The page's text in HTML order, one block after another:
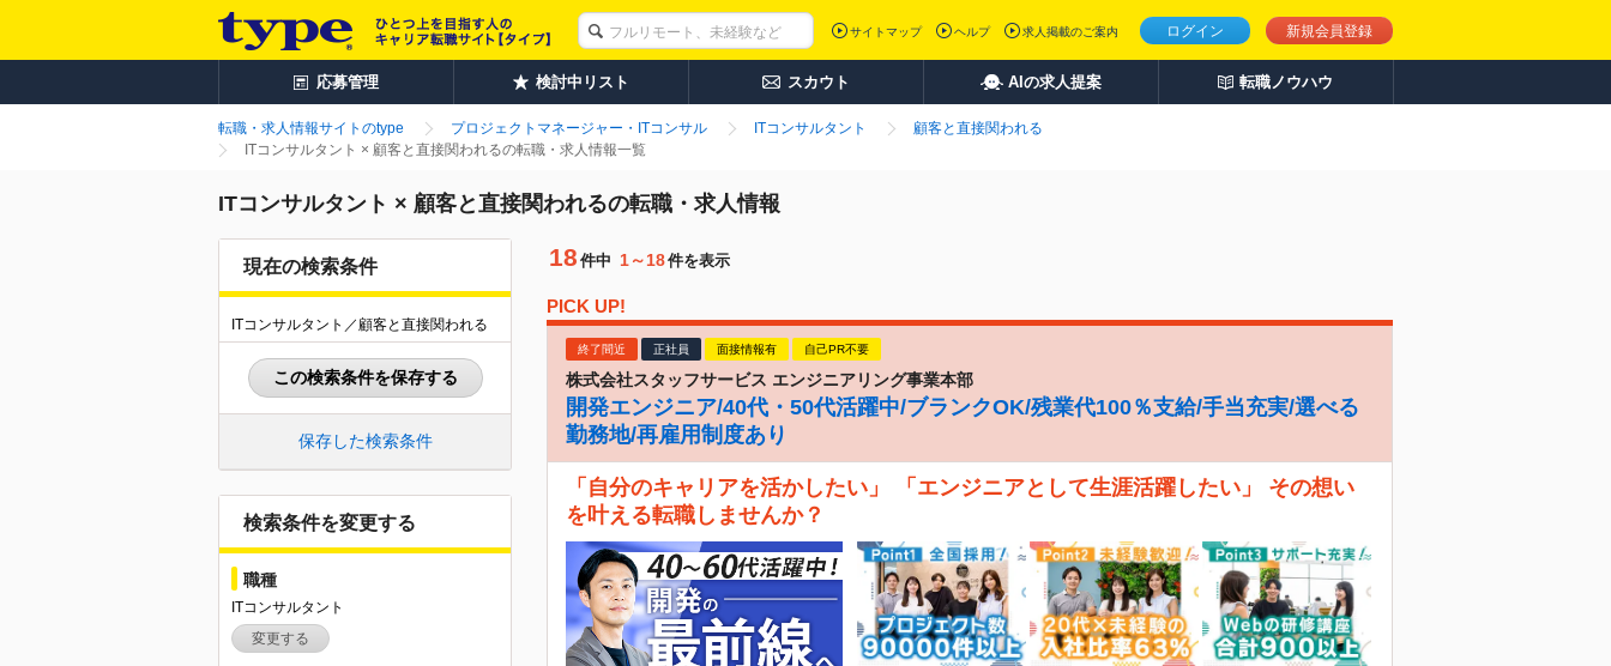
ログイン 新規会員登録
サイトマップ ヘルプ 求人掲載のご案内
応募管理 検討中リスト スカウト AIの求人提案 転職ノウハウ
転職・求人情報サイトのtype プロジェクトマネージャー・ITコンサル ITコンサルタント
顧客と直接関われる
ITコンサルタント × 顧客と直接関われるの転職・求人情報一覧
ITコンサルタント × 顧客と直接関われるの転職・求人情報
現在の検索条件
ITコンサルタント／顧客と直接関われる
この検索条件を保存する
保存した検索条件
検索条件を変更する
職種
ITコンサルタント
変更する
18 件中 1～18件を表示
PICK UP!
終了間近 正社員 面接情報有 自己PR不要
株式会社スタッフサービス エンジニアリング事業本部
開発エンジニア/40代・50代活躍中/ブランクOK/残業代100％支給/手当充実/選べる
勤務地/再雇用制度あり
「自分のキャリアを活かしたい」 「エンジニアとして生涯活躍したい」 その想い
を叶える転職しませんか？